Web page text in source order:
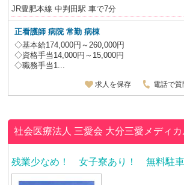
JR豊肥本線 中判田駅 車で7分
正看護師 病院 常勤 病棟
◇基本給174,000円～260,000円
◇資格手当14,000円～15,000円
◇職務手当1...
求人を保存 電話で質
社会医療法人 三愛会 大分三愛メディ
残業少なめ！ 女子寮あり！ 無料駐車